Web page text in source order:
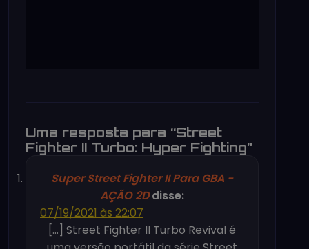
Uma resposta para “Street
Fighter II Turbo: Hyper Fighting”
Super Street Fighter II Para GBA -
AÇÃO 2D disse:
07/19/2021 às 22:07
[…] Street Fighter II Turbo Revival é